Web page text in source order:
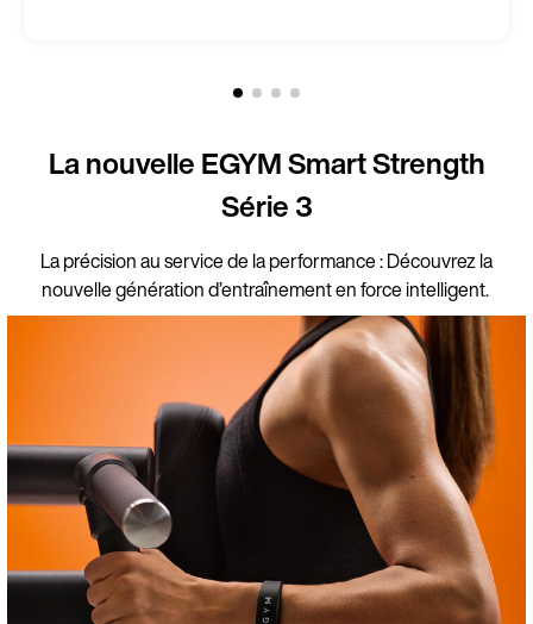
La nouvelle EGYM Smart Strength
Série 3
La précision au service de la performance : Découvrez la
nouvelle génération d’entraînement en force intelligent.